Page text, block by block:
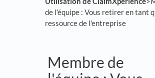
de l'équipe : Vous retirer en tant
ressource de l'entreprise
Membre de